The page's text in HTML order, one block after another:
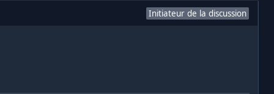
Initiateur de la discussion